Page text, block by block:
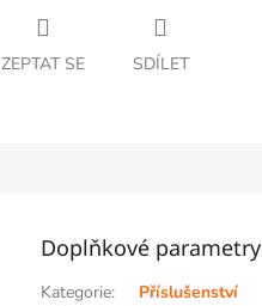
ZEPTAT SE SDÍLET
Doplňkové parametry
Kategorie:
Příslušenství